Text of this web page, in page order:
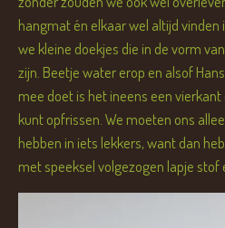
hangmat én elkaar wel altijd vinden
we kleine doekjes die in de vorm
zijn. Beetje water erop en alsof
mee doet is het ineens een
kunt opfrissen. We moeten ons
hebben in iets lekkers, want dan
met speeksel volgezogen lapje stof